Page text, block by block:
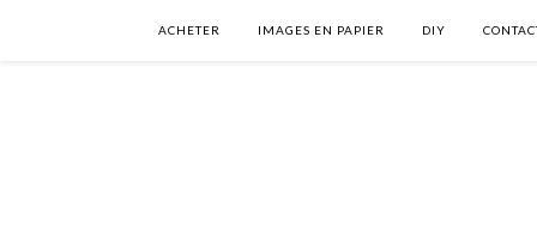
ACHETER IMAGES EN PAPIER DIY